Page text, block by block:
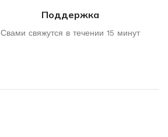
Поддержка
Свами свяжутся в течении 15 минут